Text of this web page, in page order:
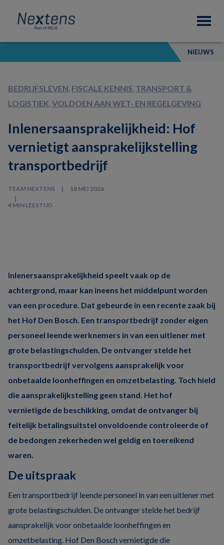
primary
navigation
content
footer
Nextens
Fiscaal
partner
van
NIEUWS
BEDRIJFSLEVEN, FISCALE KENNIS, TRANSPORT &
LOGISTIEK,VOLDOEN AAN WET- EN REGELGEVING
Inlenersaansprakelijkheid: Hof
vernietigt aansprakelijkstelling
transportbedrijf
TEAM NEXTENS 18 MEI 2026
4 MIN LEESTIJD
Inlenersaansprakelijkheid speelt vaak op de
achtergrond, maar kan ineens het middelpunt worden
van een procedure. Dat gebeurde in een recente zaak bij
het Hof Den Bosch. Een transportbedrijf zonder eigen
personeel leende werknemers in van een uitlener met
grote belastingschulden. De ontvanger stelde het
transportbedrijf vervolgens aansprakelijk voor
onbetaalde loonheffingen en omzetbelasting. Toch hield
die aansprakelijkstelling geen stand. Het hof
vernietigde de beschikking, omdat de ontvanger bij
feitelijk betalingsuitstel onvoldoende controleerde of
de bedongen zekerheden wel geldig en toereikend
waren.
De uitspraak
Een transportbedrijf leende personeel in van een uitlener met
grote belastingschulden. De ontvanger stelde het bedrijf
aansprakelijk voor onbetaalde loonheffingen en
omzetbelasting. Hof Den Bosch vernietigde die